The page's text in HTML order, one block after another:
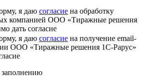
я даю согласие на обработку
компанией ООО «Тиражные решения
дать согласие
я даю согласие на получение email-
ООО «Тиражные решения 1С-Рарус»
заполнению